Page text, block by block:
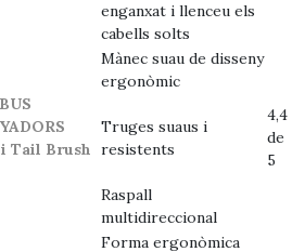
enganxat i llenceu els
cabells solts
Tail Brush
Mànec suau de disseny
ergonòmic
Truges suaus i
resistents
Raspall
multidireccional
4,4
de
5
Forma ergonòmica